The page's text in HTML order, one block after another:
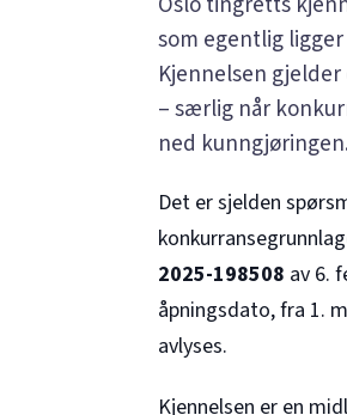
som egentlig
Kjennelsen
– særlig når
ned kunngjøringen.
Det er sjelden
2025-198508 av 6.
åpningsdato, fra 1.
avlyses.
Kjennelsen er en